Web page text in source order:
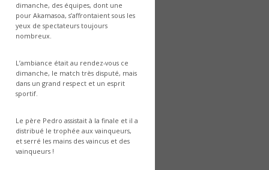
dimanche, des équipes, dont une
pour Akamasoa, s’affrontaient sous les
yeux de spectateurs toujours
nombreux.
L’ambiance était au rendez-vous ce
dimanche, le match très disputé, mais
dans un grand respect et un esprit
sportif.
Le père Pedro assistait à la finale et il a
distribué le trophée aux vainqueurs,
et serré les mains des vaincus et des
vainqueurs !